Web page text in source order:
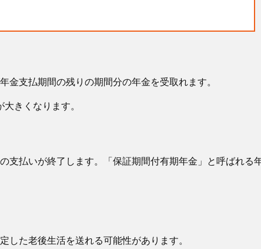
支払期間の残りの期間分の年金を受取れます。
きくなります。
払いが終了します。「保証期間付有期年金」と呼ばれ
た老後生活を送れる可能性があります。